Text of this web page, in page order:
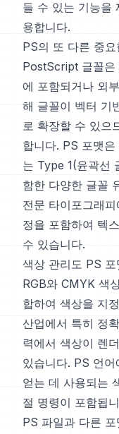
들 수 있는 기능을
용합니다.
PS의 또 다른 중
PostScript 글꼴은
에 포함되거나 외
해 글꼴이 벡터 기
로 확장할 수 있으
합니다. PS 포맷
는 Type 1(윤곽선
함한 다양한 글꼴
전문 타이포그래
정을 포함하여 텍
수 있습니다.
색상 관리도 PS
RGB와 CMYK 색
합하여 색상을 지
산업에서 특히 정
력에서 색상이 렌
있습니다. PS 언
얻는 데 사용되는
절 명령이 포함됩
PS 파일과 다른